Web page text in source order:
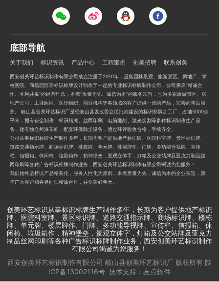
底部导航
关于我们 标识资讯 产品中心 工程案例 创美招聘 联系创美
西安创美环艺标识制作有限公司成立注册于2010年，是集园林景观、旅游景区、房地产、学
校医院、商场园区等标识标牌设计制作于一起的专业标识标牌制作公司，公司秉承“精诚合
作、互利共赢”的经营理念，本着“质量为先、诚信为本”的服务宗旨，已为多家旅游景区、房
地产公司、工业园区、医疗组织、商业机构等各领域的客户提供一流的产品，完善的售后服
务。 岐山县创美环艺标识厂是经岐山县发改委立项批准建设的标识标牌加工厂，占地5000余
平米，拥有钣金制作、标识烤漆、丝网印刷、电脑雕刻、激光切割等多种标识制作生产设
备，建有独立烤漆车间，配套环保除尘设备，通过环评验收合格，手续齐全。
公司从事标识标牌生产制作多年，长期为客户提供地产标识牌、医院科室牌、景区标识牌、
道路交通指示牌、商场标识牌、楼栋牌、单元牌、楼层牌作、门牌、多功能导视牌、宣传
栏、信报箱、休闲椅、垃圾箱作，精神堡垒，景观立体字，灯箱及公交站牌及亚克力制品丝
网印刷等各种广告标识标牌制作业务，西安创美环艺标识制作有限公司竭诚为您服务！
我们始终坚持以产品精美化，服务人性化为原则，本着质量为先，诚信为本的企业宗旨，愿
与广大客户和各界同仁精诚合作，共创美好明天。
创美环艺标识从事标识标牌生产制作多年，长期为客户提供地产标识
牌、医院科室牌、景区标识牌、道路交通指示牌、商场标识牌、楼栋
牌、单元牌、楼层牌作、门牌、多功能导视牌、宣传栏、信报箱、休
闲椅、垃圾箱作，精神堡垒，景观立体字，灯箱及公交站牌及亚克力
制品丝网印刷等各种广告标识标牌制作业务，西安创美环艺标识制作
有限公司竭诚为您服务！
西安创美环艺标识制作有限公司 岐山县创美环艺标识厂 版权所有 陕
ICP备13002116号 技术支持： 友点软件